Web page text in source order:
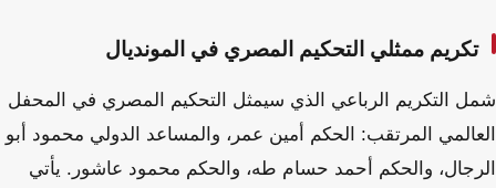
تكريم ممثلي التحكيم المصري في المونديال
شمل التكريم الرباعي الذي سيمثل التحكيم المصري في المحفل
العالمي المرتقب: الحكم أمين عمر، والمساعد الدولي محمود أبو
الرجال، والحكم أحمد حسام طه، والحكم محمود عاشور. يأتي